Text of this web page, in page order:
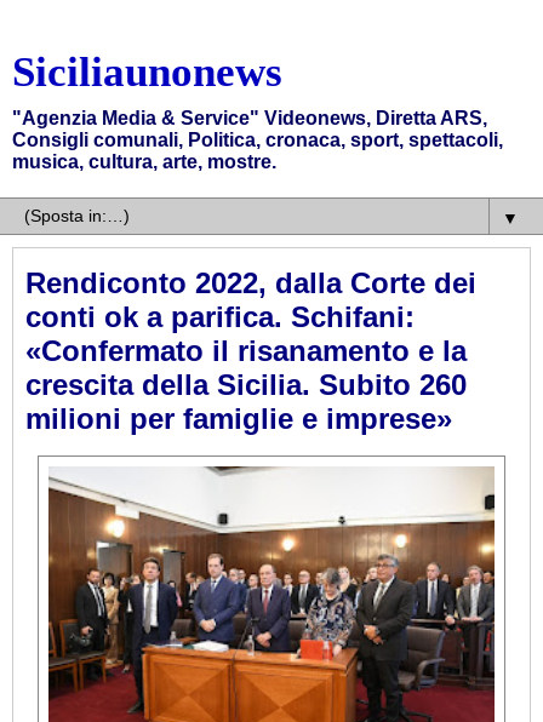
Siciliaunonews
"Agenzia Media & Service" Videonews, Diretta ARS,
Consigli comunali, Politica, cronaca, sport, spettacoli,
musica, cultura, arte, mostre.
▼
Rendiconto 2022, dalla Corte dei
conti ok a parifica. Schifani:
«Confermato il risanamento e la
crescita della Sicilia. Subito 260
milioni per famiglie e imprese»